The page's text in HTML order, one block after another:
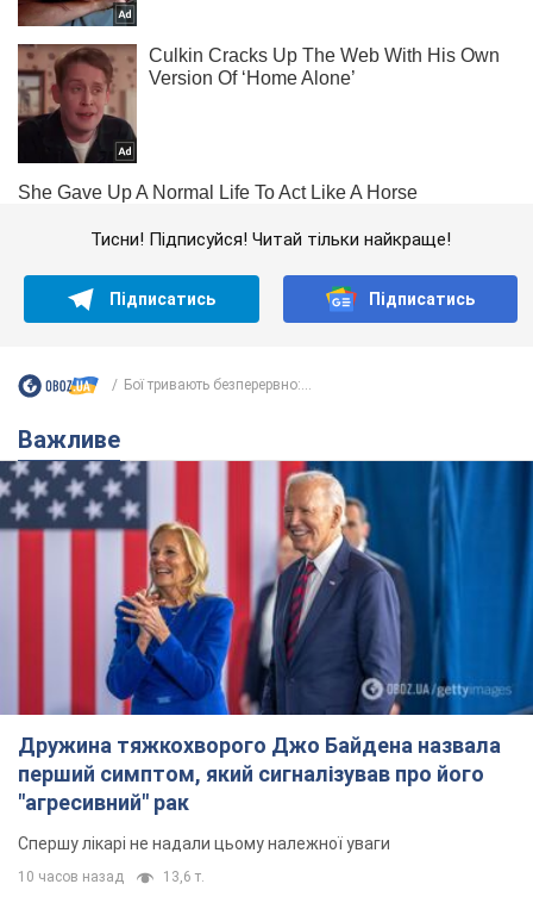
Тисни! Підписуйся! Читай тільки найкраще!
Підписатись Підписатись
Бої тривають безперервно:...
Важливе
Дружина тяжкохворого Джо Байдена назвала
перший симптом, який сигналізував про його
"агресивний" рак
Спершу лікарі не надали цьому належної уваги
10 часов назад 13,6 т.